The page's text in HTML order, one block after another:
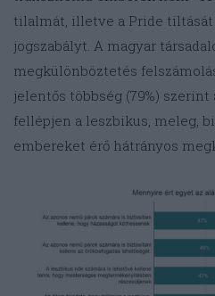
tilalmát, illetve a Pride
jogszabályt. A magyar
megkülönböztetés
jelentős többség (79%)
fellépjen a leszbikus, meleg,
embereket érő hátrányos